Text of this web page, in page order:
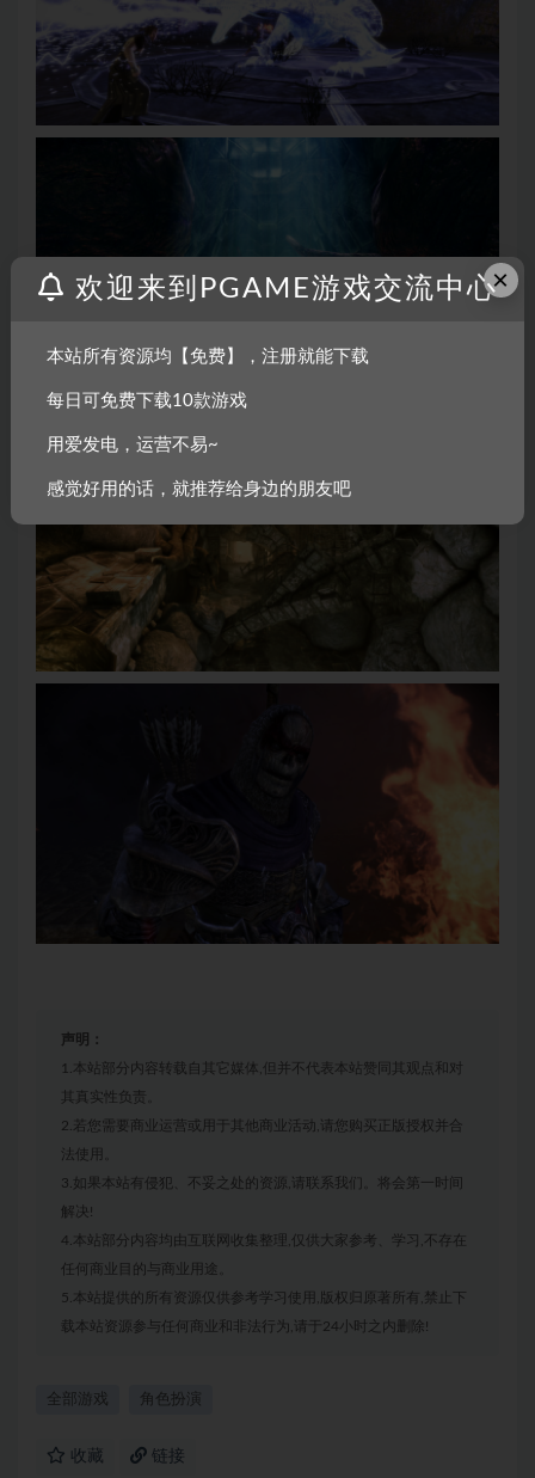
声明：
1.本站部分内容转载自其它媒体,但并不代表本站赞同其观点和对
其真实性负责。
2.若您需要商业运营或用于其他商业活动,请您购买正版授权并合
法使用。
3.如果本站有侵犯、不妥之处的资源,请联系我们。将会第一时间
解决!
4.本站部分内容均由互联网收集整理,仅供大家参考、学习,不存在
任何商业目的与商业用途。
5.本站提供的所有资源仅供参考学习使用,版权归原著所有,禁止下
载本站资源参与任何商业和非法行为,请于24小时之内删除!
全部游戏 角色扮演
收藏 链接
×
欢迎来到PGAME游戏交流中心
本站所有资源均【免费】，注册就能下载
每日可免费下载10款游戏
用爱发电，运营不易~
感觉好用的话，就推荐给身边的朋友吧